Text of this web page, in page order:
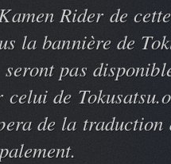
Rider de
la bannière de
seront pas
de
de la